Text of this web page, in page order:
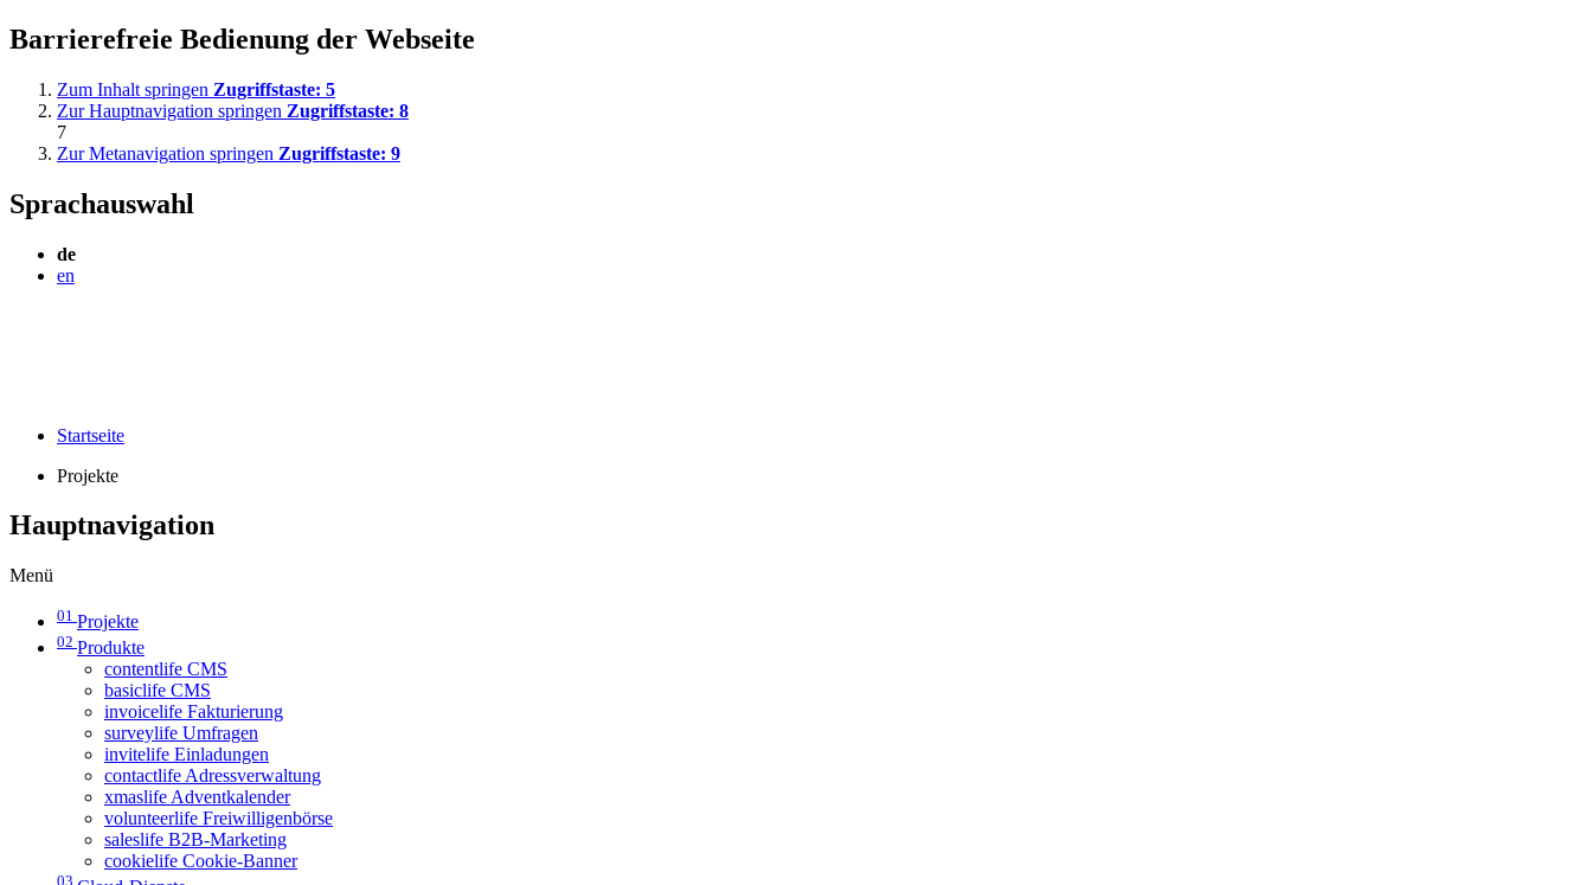
Barrierefreie Bedienung der Webseite
Zum Inhalt springen Zugriffstaste: 5
Zur Hauptnavigation springen Zugriffstaste: 8
7
Zur Metanavigation springen Zugriffstaste: 9
Sprachauswahl
de
en
Startseite
Projekte
Hauptnavigation
Menü
01 Projekte
02 Produkte
contentlife CMS
basiclife CMS
invoicelife Fakturierung
surveylife Umfragen
invitelife Einladungen
contactlife Adressverwaltung
xmaslife Adventkalender
volunteerlife Freiwilligenbörse
saleslife B2B-Marketing
cookielife Cookie-Banner
03